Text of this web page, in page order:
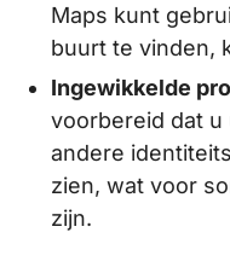
Maps kunt
buurt te vinden,
Ingewikkelde
voorbereid dat u
andere
zien, wat voor
zijn.